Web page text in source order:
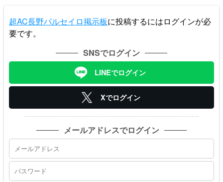
超AC長野パルセイロ掲示板に投稿するにはログインが必
要です。
SNSでログイン
LINEでログイン
Xでログイン
メールアドレスでログイン